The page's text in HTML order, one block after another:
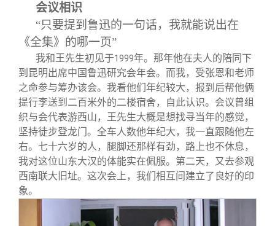
会议相识
“只要提到鲁迅的一句话，我就能说出在
《全集》的哪一页”
我和王先生初见于1999年。那年他在夫人的陪同下
到昆明出席中国鲁迅研究会年会。而我，受张恩和老师
之命参与筹办该会。我看他们年纪较大，报到后帮他俩
提行李送到二百米外的二楼宿舍，自此认识。会议曾组
织与会代表游西山，王先生大概是想找寻当年的感觉，
坚持徒步登龙门。全车人数他年纪大，我一直跟随他左
右。七十六岁的人，腿脚还那样有劲，路上也不休息，
我对这位山东大汉的体能实在佩服。第二天，又去参观
西南联大旧址。这次会上，我们相互间建立了良好的印
象。